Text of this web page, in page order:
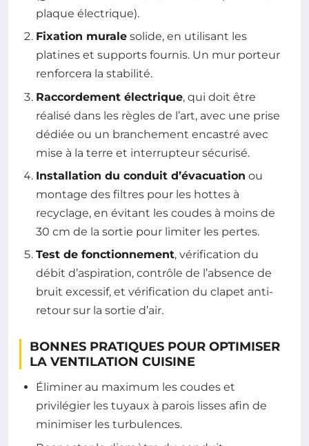
plaque électrique).
Fixation murale solide, en utilisant les
platines et supports fournis. Un mur porteur
renforcera la stabilité.
Raccordement électrique, qui doit être
réalisé dans les règles de l’art, avec une prise
dédiée ou un branchement encastré avec
mise à la terre et interrupteur sécurisé.
Installation du conduit d’évacuation ou
montage des filtres pour les hottes à
recyclage, en évitant les coudes à moins de
30 cm de la sortie pour limiter les pertes.
Test de fonctionnement, vérification du
débit d’aspiration, contrôle de l’absence de
bruit excessif, et vérification du clapet anti-
retour sur la sortie d’air.
BONNES PRATIQUES POUR OPTIMISER
LA VENTILATION CUISINE
Éliminer au maximum les coudes et
privilégier les tuyaux à parois lisses afin de
minimiser les turbulences.